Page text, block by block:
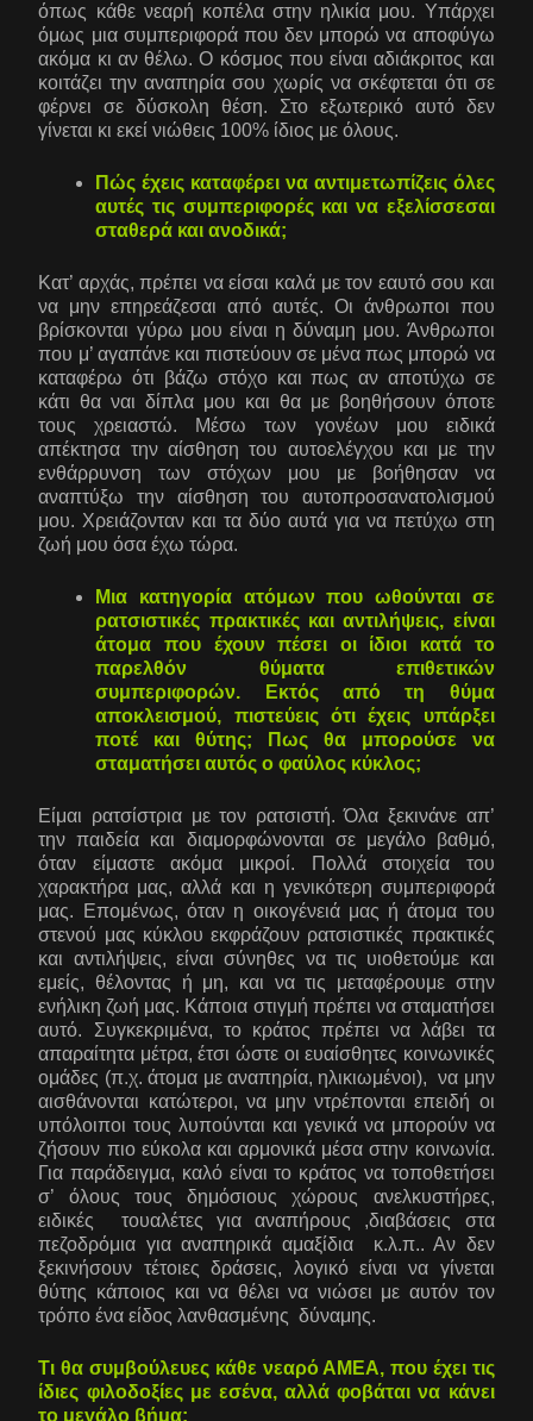
όπως κάθε νεαρή κοπέλα στην ηλικία μου. Υπάρχει
όμως μια συμπεριφορά που δεν μπορώ να αποφύγω
ακόμα κι αν θέλω. Ο κόσμος που είναι αδιάκριτος και
κοιτάζει την αναπηρία σου χωρίς να σκέφτεται ότι σε
φέρνει σε δύσκολη θέση. Στο εξωτερικό αυτό δεν
γίνεται κι εκεί νιώθεις 100% ίδιος με όλους.
Πώς έχεις καταφέρει να αντιμετωπίζεις όλες
αυτές τις συμπεριφορές και να εξελίσσεσαι
σταθερά και ανοδικά;
Κατ’ αρχάς, πρέπει να είσαι καλά με τον εαυτό σου και
να μην επηρεάζεσαι από αυτές. Οι άνθρωποι που
βρίσκονται γύρω μου είναι η δύναμη μου. Άνθρωποι
που μ’ αγαπάνε και πιστεύουν σε μένα πως μπορώ να
καταφέρω ότι βάζω στόχο και πως αν αποτύχω σε
κάτι θα ναι δίπλα μου και θα με βοηθήσουν όποτε
τους χρειαστώ. Μέσω των γονέων μου ειδικά
απέκτησα την αίσθηση του αυτοελέγχου και με την
ενθάρρυνση των στόχων μου με βοήθησαν να
αναπτύξω την αίσθηση του αυτοπροσανατολισμού
μου. Χρειάζονταν και τα δύο αυτά για να πετύχω στη
ζωή μου όσα έχω τώρα.
Μια κατηγορία ατόμων που ωθούνται σε
ρατσιστικές πρακτικές και αντιλήψεις, είναι
άτομα που έχουν πέσει οι ίδιοι κατά το
παρελθόν θύματα επιθετικών
συμπεριφορών. Εκτός από τη θύμα
αποκλεισμού, πιστεύεις ότι έχεις υπάρξει
ποτέ και θύτης; Πως θα μπορούσε να
σταματήσει αυτός ο φαύλος κύκλος;
Είμαι ρατσίστρια με τον ρατσιστή. Όλα ξεκινάνε απ’
την παιδεία και διαμορφώνονται σε μεγάλο βαθμό,
όταν είμαστε ακόμα μικροί. Πολλά στοιχεία του
χαρακτήρα μας, αλλά και η γενικότερη συμπεριφορά
μας. Επομένως, όταν η οικογένειά μας ή άτομα του
στενού μας κύκλου εκφράζουν ρατσιστικές πρακτικές
και αντιλήψεις, είναι σύνηθες να τις υιοθετούμε και
εμείς, θέλοντας ή μη, και να τις μεταφέρουμε στην
ενήλικη ζωή μας. Κάποια στιγμή πρέπει να σταματήσει
αυτό. Συγκεκριμένα, το κράτος πρέπει να λάβει τα
απαραίτητα μέτρα, έτσι ώστε οι ευαίσθητες κοινωνικές
ομάδες (π.χ. άτομα με αναπηρία, ηλικιωμένοι), να μην
αισθάνονται κατώτεροι, να μην ντρέπονται επειδή οι
υπόλοιποι τους λυπούνται και γενικά να μπορούν να
ζήσουν πιο εύκολα και αρμονικά μέσα στην κοινωνία.
Για παράδειγμα, καλό είναι το κράτος να τοποθετήσει
σ’ όλους τους δημόσιους χώρους ανελκυστήρες,
ειδικές τουαλέτες για αναπήρους ,διαβάσεις στα
πεζοδρόμια για αναπηρικά αμαξίδια κ.λ.π.. Αν δεν
ξεκινήσουν τέτοιες δράσεις, λογικό είναι να γίνεται
θύτης κάποιος και να θέλει να νιώσει με αυτόν τον
τρόπο ένα είδος λανθασμένης δύναμης.
Τι θα συμβούλευες κάθε νεαρό ΑΜΕΑ, που έχει τις
ίδιες φιλοδοξίες με εσένα, αλλά φοβάται να κάνει
το μεγάλο βήμα;